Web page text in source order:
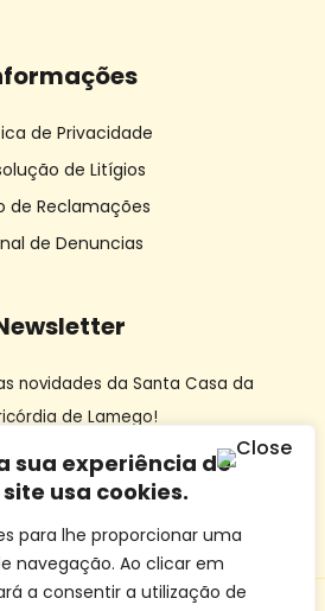
sua experiência de
usa cookies.
para lhe proporcionar uma
navegação. Ao clicar em
a consentir a utilização de
de Privacidade
de Litígios
de Reclamações
de Denuncias
novidades da Santa Casa da
de Lamego!